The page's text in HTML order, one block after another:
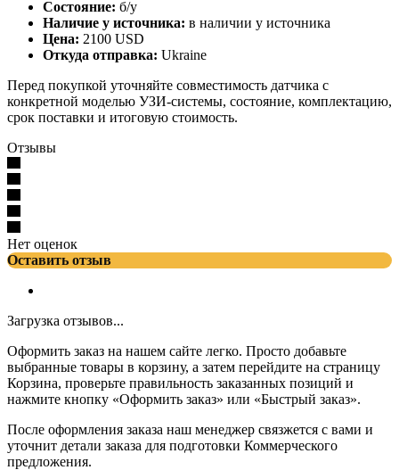
Состояние: б/у
Наличие у источника: в наличии у источника
Цена: 2100 USD
Откуда отправка: Ukraine
Перед покупкой уточняйте совместимость датчика с
конкретной моделью УЗИ-системы, состояние, комплектацию,
срок поставки и итоговую стоимость.
Отзывы
Нет оценок
Оставить отзыв
Загрузка отзывов...
Оформить заказ на нашем сайте легко. Просто добавьте
выбранные товары в корзину, а затем перейдите на страницу
Корзина, проверьте правильность заказанных позиций и
нажмите кнопку «Оформить заказ» или «Быстрый заказ».
После оформления заказа наш менеджер связжется с вами и
уточнит детали заказа для подготовки Коммерческого
предложения.